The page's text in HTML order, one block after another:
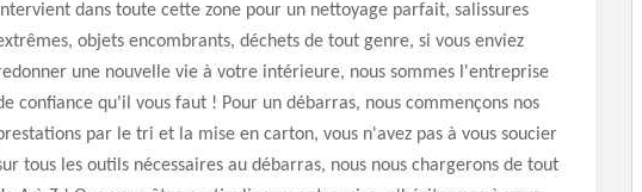
dans toute cette zone pour un nettoyage parfait, salissures
objets encombrants, déchets de tout genre, si vous enviez
une nouvelle vie à votre intérieure, nous sommes l'entreprise
confiance qu'il vous faut ! Pour un débarras, nous commençons nos
par le tri et la mise en carton, vous n'avez pas à vous soucier
tous les outils nécessaires au débarras, nous nous chargerons de tout